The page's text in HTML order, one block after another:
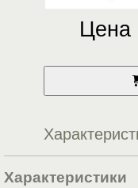
Цена
Характеристики